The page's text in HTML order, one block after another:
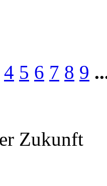
4 5 6 7 8 9
Zukunft